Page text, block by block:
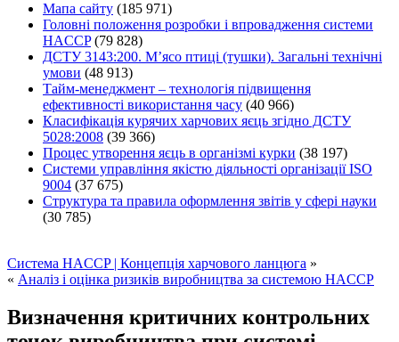
Мапа сайту (185 971)
Головні положення розробки і впровадження системи
HACCP(79 828)
ДСТУ 3143:200. М’ясо птиці (тушки). Загальні технічні
умови (48 913)
Тайм-менеджмент – технологія підвищення
ефективності використання часу (40 966)
Класифікація курячих харчових яєць згідно ДСТУ
5028:2008 (39 366)
Процес утворення яєць в організмі курки (38 197)
Системи управління якістю діяльності організації ISO
9004 (37 675)
Структура та правила оформлення звітів у сфері науки
(30 785)
Система HACCP | Концепція харчового ланцюга »
« Аналіз і оцінка ризиків виробництва за системою HACCP
Визначення критичних контрольних